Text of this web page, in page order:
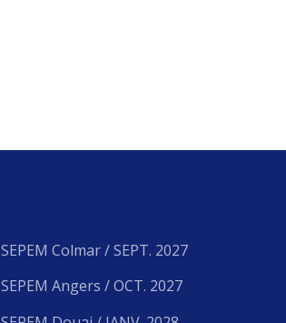
SEPEM Colmar / SEPT. 2027
SEPEM Angers / OCT. 2027